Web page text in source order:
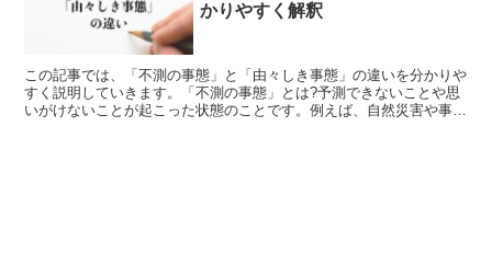
かりやすく解釈
この記事では、「不測の事態」と「由々しき事態」の違いを分かりや
すく説明していきます。「不測の事態」とは?予測できないことや思
いがけないことが起こった状態のことです。例えば、自然災害や事